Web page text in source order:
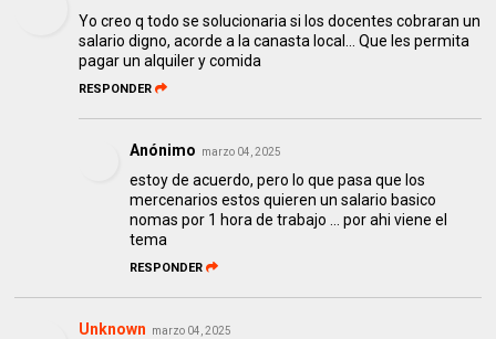
Yo creo q todo se solucionaria si los docentes cobraran un
salario digno, acorde a la canasta local... Que les permita
pagar un alquiler y comida
RESPONDER
Anónimo marzo 04, 2025
estoy de acuerdo, pero lo que pasa que los
mercenarios estos quieren un salario basico
nomas por 1 hora de trabajo ... por ahi viene el
tema
RESPONDER
Unknown marzo 04, 2025